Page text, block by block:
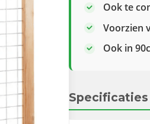
Ook te
Voorzien
Ook in
Specificaties